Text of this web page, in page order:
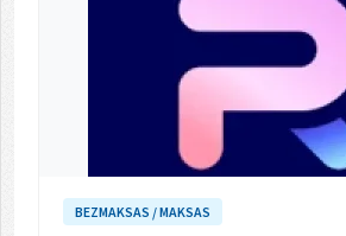
BEZMAKSAS / MAKSAS